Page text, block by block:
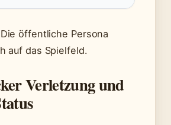
öffentliche Persona
auf das Spielfeld.
Verletzung und